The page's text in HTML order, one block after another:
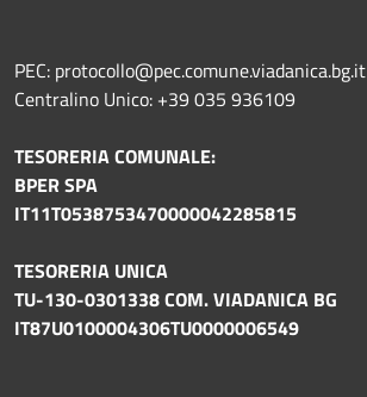
PEC: protocollo@pec.comune.viadanica.bg.it
Centralino Unico: +39 035 936109
TESORERIA COMUNALE:
BPER SPA
IT11T0538753470000042285815
TESORERIA UNICA
TU-130-0301338 COM. VIADANICA BG
IT87U0100004306TU0000006549